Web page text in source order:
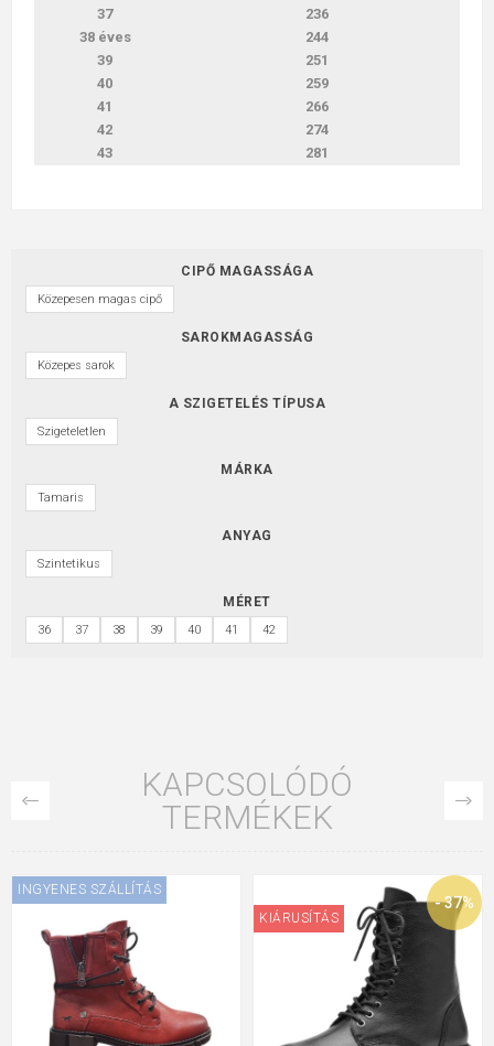
37
236
38 éves
244
39
251
40
259
41
266
42
274
43
281
CIPŐ MAGASSÁGA
Közepesen magas cipő
SAROKMAGASSÁG
Közepes sarok
A SZIGETELÉS TÍPUSA
Szigeteletlen
MÁRKA
Tamaris
ANYAG
Szintetikus
MÉRET
36 37 38 39 40 41 42
KAPCSOLÓDÓ
TERMÉKEK
INGYENES SZÁLLÍTÁS
- 37%
KIÁRUSÍTÁS